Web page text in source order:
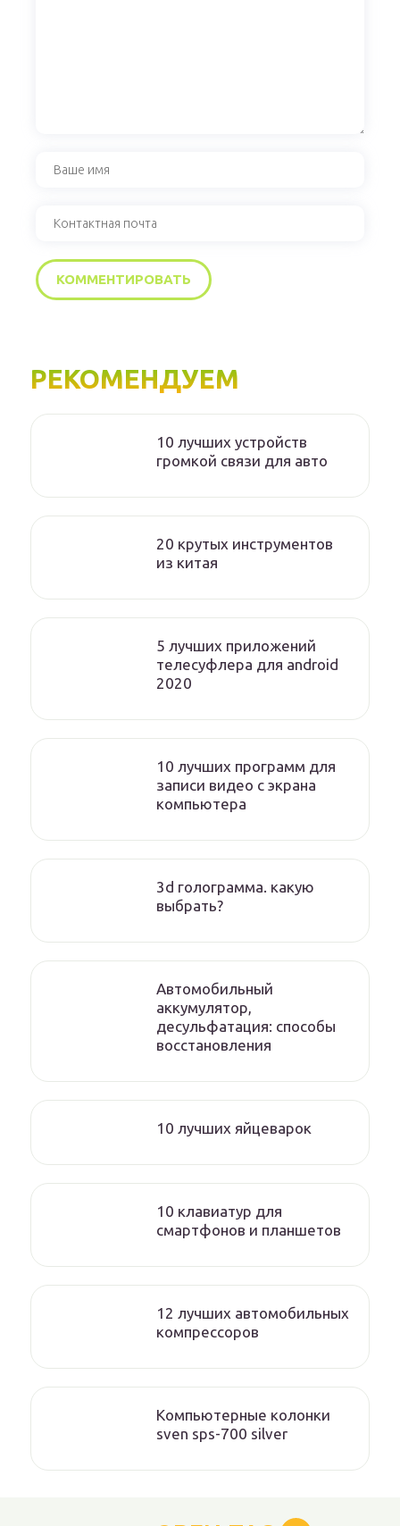
РЕКОМЕНДУЕМ
10 лучших устройств
громкой связи для авто
20 крутых инструментов
из китая
5 лучших приложений
телесуфлера для android
2020
10 лучших программ для
записи видео с экрана
компьютера
3d голограмма. какую
выбрать?
Автомобильный
аккумулятор,
десульфатация: способы
восстановления
10 лучших яйцеварок
10 клавиатур для
смартфонов и планшетов
12 лучших автомобильных
компрессоров
Компьютерные колонки
sven sps-700 silver